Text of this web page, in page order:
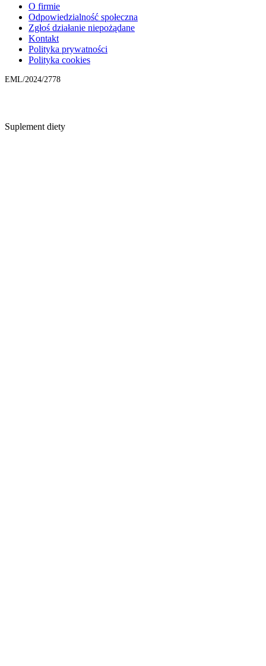
O firmie
Odpowiedzialność społeczna
Zgłoś działanie niepożądane
Kontakt
Polityka prywatności
Polityka cookies
EML/2024/2778
Suplement diety